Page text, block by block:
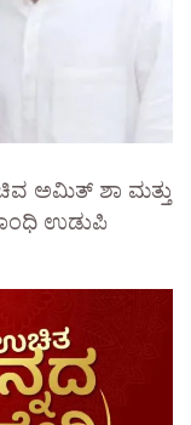
ಅಮಿತ್ ಶಾ ಮತ್ತು
ಉಡುಪಿ